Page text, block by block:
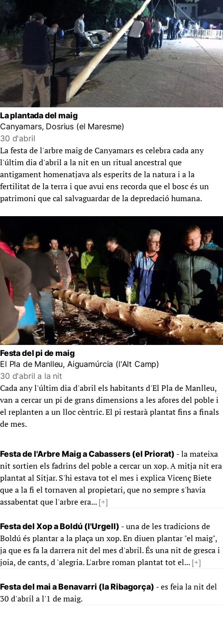
La plantada del maig
Canyamars, Dosrius (el Maresme)
30 d'abril
La festa de l'arbre maig de Canyamars es celebra cada any
l'últim dia d'abril a la nit en un ritual ancestral que
antigament homenatjava als esperits de la natura i a la
fertilitat de la terra i que avui ens recorda que el bosc és un
patrimoni que cal salvaguardar de la depredació humana.
Festa del pi de maig
El Pla de Manlleu, Aiguamúrcia (l'Alt Camp)
30 d'abril a la nit
Cada any l'últim dia d'abril els habitants d'El Pla de Manlleu,
van a cercar un pi de grans dimensions a les afores del poble i
el replanten a un lloc cèntric. El pi restarà plantat fins a finals
de mes.
Festa de l'Arbre Maig a Cabassers (el Priorat) - la mateixa
nit sortien els fadrins del poble a cercar un xop. A mitja nit era
plantat al Sitjar. S'hi estava tot el mes i explica Vicenç Biete
que a la fi el tornaven al propietari, que no sempre s'havia
assabentat que l'arbre era...[+]
Festa del Xop a Boldú (l'Urgell) - una de les tradicions de
Boldú és plantar a la plaça un xop. En diuen plantar "el maig",
ja que es fa la darrera nit del mes d'abril. És una nit de gresca i
joia, de cants, d 'alegria. L'arbre roman plantat tot el...[+]
Festa del mai a Benavarri (la Ribagorça) - es feia la nit del
30 d'abril a l'1 de maig.